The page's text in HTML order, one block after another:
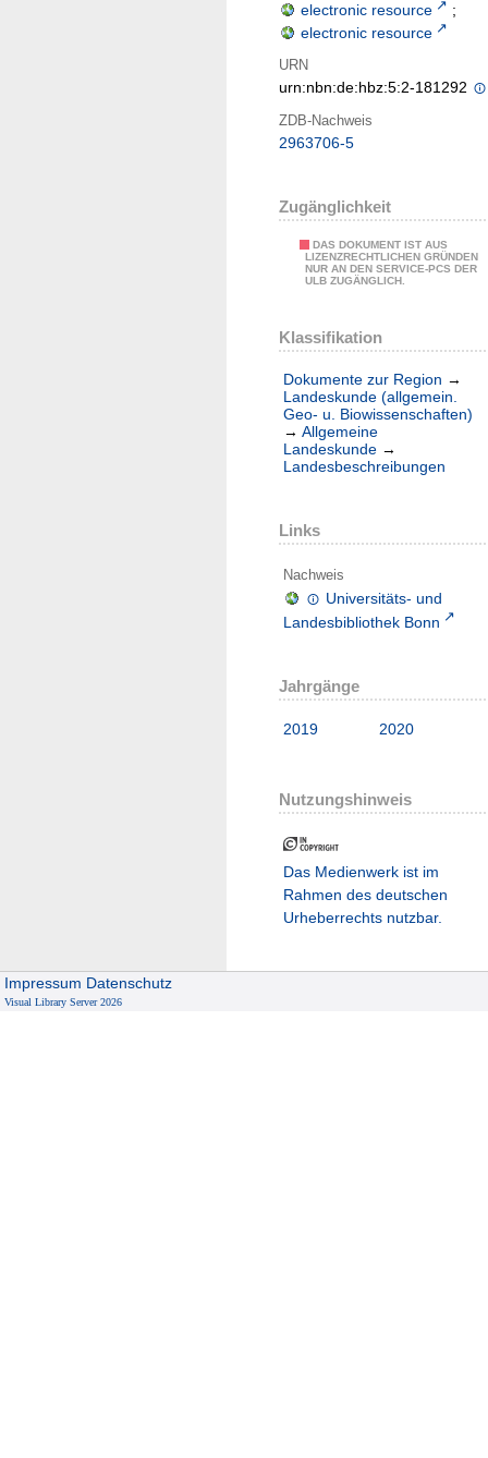
electronic resource
;
electronic resource
URN
urn:nbn:de:hbz:5:2-181292
ZDB-Nachweis
2963706-5
Zugänglichkeit
DAS DOKUMENT IST AUS
LIZENZRECHTLICHEN GRÜNDEN
NUR AN DEN SERVICE-PCS DER
ULB ZUGÄNGLICH.
Klassifikation
Dokumente zur Region →
Landeskunde (allgemein.
Geo- u. Biowissenschaften)
→ Allgemeine
Landeskunde →
Landesbeschreibungen
Links
Nachweis
Universitäts- und
Landesbibliothek Bonn
Jahrgänge
2019 2020
Nutzungshinweis
Das Medienwerk ist im
Rahmen des deutschen
Urheberrechts nutzbar.
Impressum Datenschutz
Visual Library Server 2026